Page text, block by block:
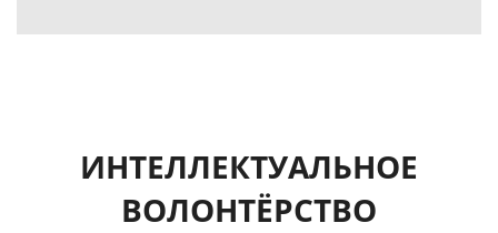
ИНТЕЛЛЕКТУАЛЬНОЕ
ВОЛОНТЁРСТВО